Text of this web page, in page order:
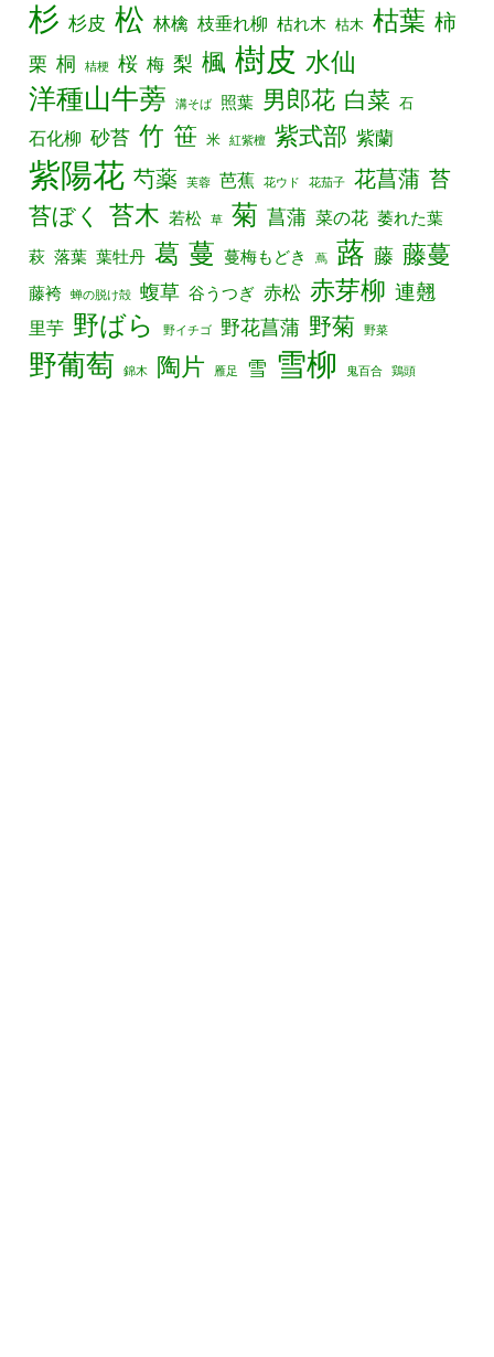
杉 杉皮 松 林檎 枝垂れ柳 枯れ木 枯木 枯葉 柿
栗 桐 桔梗 桜 梅 梨 楓 樹皮 水仙
洋種山牛蒡 溝そば 照葉 男郎花 白菜 石
石化柳 砂苔 竹 笹 米 紅紫檀 紫式部 紫蘭
紫陽花 芍薬 芙蓉 芭蕉 花ウド 花茄子 花菖蒲 苔
苔ぼく 苔木 若松 草 菊 菖蒲 菜の花 萎れた葉
萩 落葉 葉牡丹 葛 蔓 蔓梅もどき 蔦 蕗 藤 藤蔓
藤袴 蝉の脱け殻 蝮草 谷うつぎ 赤松 赤芽柳 連翹
里芋 野ばら 野イチゴ 野花菖蒲 野菊 野菜
野葡萄 錦木 陶片 雁足 雪 雪柳 鬼百合 鶏頭